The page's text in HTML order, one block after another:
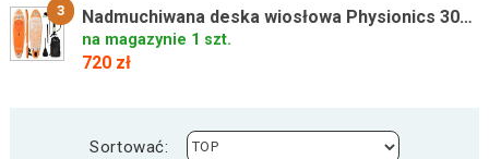
3 Nadmuchiwana deska wiosłowa Physionics 305cm pomarańczowa +
na magazynie 1 szt.
720 zł
Sortować: